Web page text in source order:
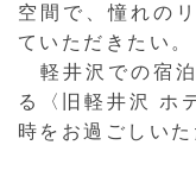
空間で、憧れの
ていただきたい。
軽井沢での宿泊
る〈旧軽井沢 ホ
時をお過ごしい